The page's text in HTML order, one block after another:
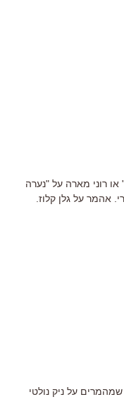
או רוני מארה על "נערה
אהמר על גלן קלוז.
על ניק נולטי